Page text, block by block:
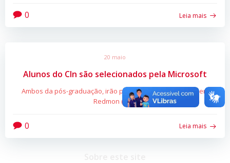
0 Leia mais
20 maio
Alunos do CIn são selecionados pela Microsoft
Ambos da pós-graduação, irão para a sede da Microsoft em
Redmon (EUA)
0 Leia mais